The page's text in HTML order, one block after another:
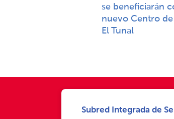
se beneficiarán
nuevo Centro de
El Tunal
Subred Integrada de